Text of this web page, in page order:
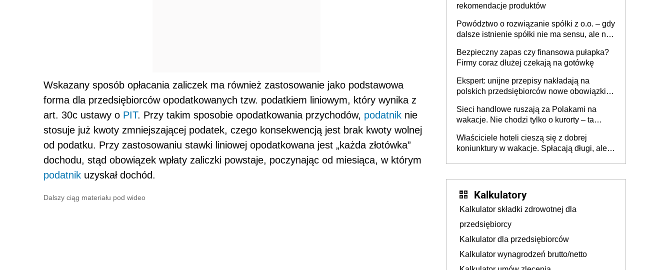
Wskazany sposób opłacania zaliczek ma również zastosowanie jako podstawowa
forma dla przedsiębiorców opodatkowanych tzw. podatkiem liniowym, który wynika z
art. 30c ustawy o PIT. Przy takim sposobie opodatkowania przychodów, podatnik nie
stosuje już kwoty zmniejszającej podatek, czego konsekwencją jest brak kwoty wolnej
od podatku. Przy zastosowaniu stawki liniowej opodatkowana jest „każda złotówka”
dochodu, stąd obowiązek wpłaty zaliczki powstaje, poczynając od miesiąca, w którym
podatnik uzyskał dochód.
Dalszy ciąg materiału pod wideo
rekomendacje produktów
Powództwo o rozwiązanie spółki z o.o. – gdy
dalsze istnienie spółki nie ma sensu, ale nie
Bezpieczny zapas czy finansowa pułapka?
Firmy coraz dłużej czekają na gotówkę
Ekspert: unijne przepisy nakładają na
polskich przedsiębiorców nowe obowiązki w
Sieci handlowe ruszają za Polakami na
wakacje. Nie chodzi tylko o kurorty – ta
tam, gdzie wielu spędzi urlop po cichu
Właściciele hoteli cieszą się z dobrej
koniunktury w wakacje. Spłacają długi, ale
Kalkulatory
Kalkulator składki zdrowotnej dla
przedsiębiorcy
Kalkulator dla przedsiębiorców
Kalkulator wynagrodzeń brutto/netto